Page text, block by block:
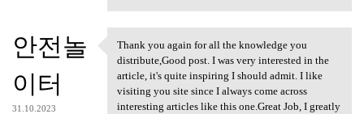
안전놀
이터
31.10.2023
Thank you again for all the
Thank you again for all the knowledge you
distribute,Good post. I was very interested in the
article, it's quite inspiring I should admit. I like
visiting you site since I always come across
interesting articles like this one.Great Job, I greatly